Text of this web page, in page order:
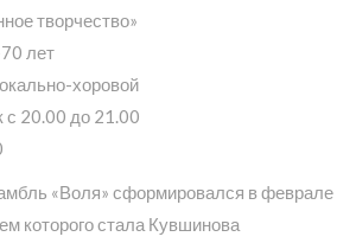
творчество»
лет
хоровой
с 20.00 до 21.00
«Воля» сформировался в феврале
которого стала Кувшинова